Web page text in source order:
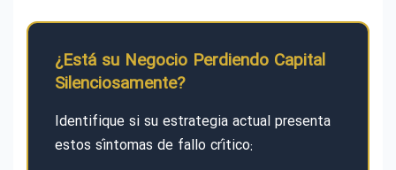
¿Está su Negocio Perdiendo Capital
Silenciosamente?
Identifique si su estrategia actual presenta
estos síntomas de fallo crítico: